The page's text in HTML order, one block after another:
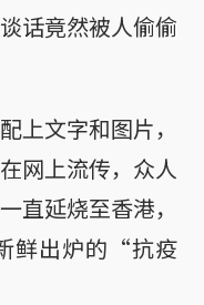
话竟然被人偷偷
上文字和图片，
网上流传，众人
直延烧至香港，
鲜出炉的“抗疫